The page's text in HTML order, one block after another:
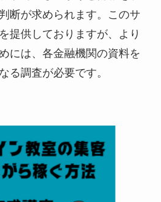
断が求められます。このサ
提供しておりますが、より
には、各金融機関の資料を
る調査が必要です。